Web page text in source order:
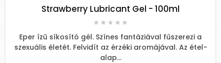
Strawberry Lubricant Gel - 100ml
Eper ízű síkosító gél. Színes fantáziával fűszerezi a
szexuális életét. Felvidít az érzéki aromájával. Az étel-
alap...